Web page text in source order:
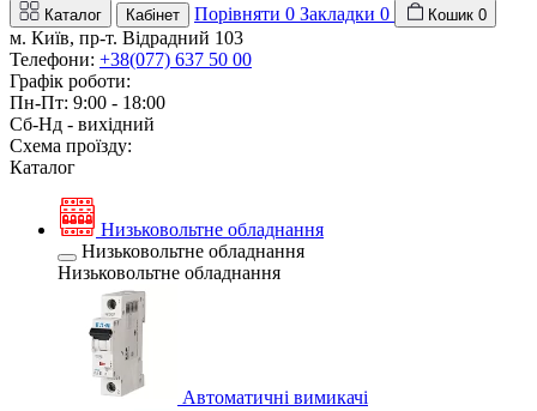
Каталог Кабінет Порівняти 0 Закладки 0 Кошик 0
м. Київ, пр-т. Відрадний 103
Телефони: +38(077) 637 50 00
Графік роботи:
Пн-Пт: 9:00 - 18:00
Сб-Нд - вихідний
Схема проїзду:
Каталог
Низьковольтне обладнання
Низьковольтне обладнання
Низьковольтне обладнання
Автоматичні вимикачі